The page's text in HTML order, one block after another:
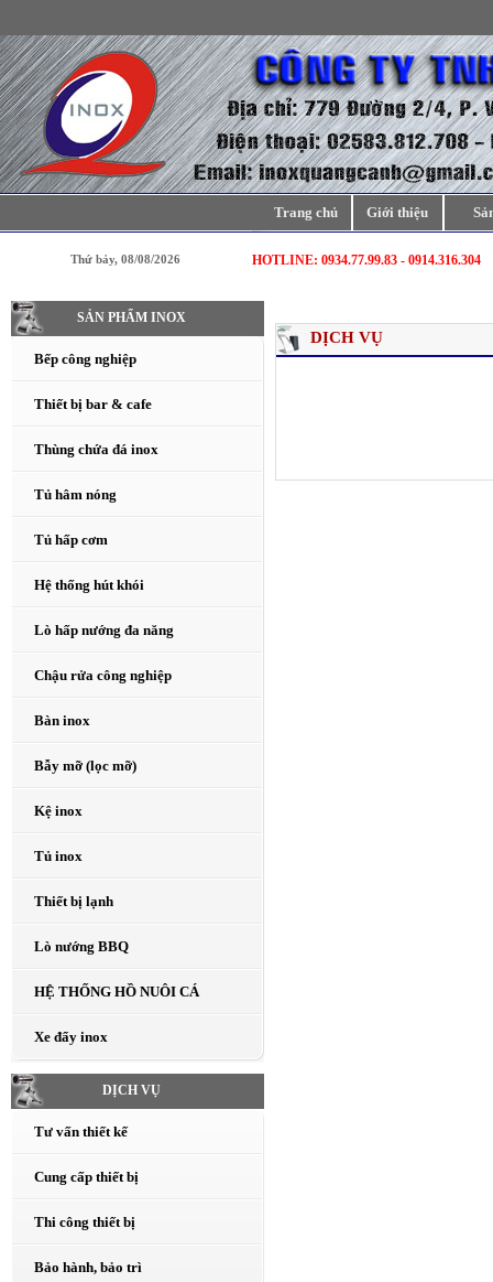
Thứ bảy, 08/08/2026
Trang chủ Giới thiệu
HOTLINE: 0934.77.99.83 - 0914.316.304
SẢN PHẨM INOX
Bếp công nghiệp
Thiết bị bar & cafe
Thùng chứa đá inox
Tủ hâm nóng
Tủ hấp cơm
Hệ thống hút khói
Lò hấp nướng đa năng
Chậu rửa công nghiệp
Bàn inox
Bẫy mỡ (lọc mỡ)
Kệ inox
Tủ inox
Thiết bị lạnh
Lò nướng BBQ
HỆ THỐNG HỒ NUÔI CÁ
Xe đẩy inox
DỊCH VỤ
Tư vấn thiết kế
Cung cấp thiết bị
Thi công thiết bị
Bảo hành, bảo trì
DỊCH VỤ